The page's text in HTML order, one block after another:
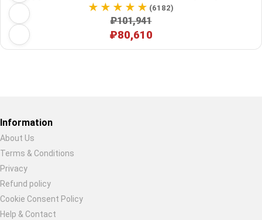
(6182)
₽101,941
₽80,610
Information
About Us
Terms & Conditions
Privacy
Refund policy
Cookie Consent Policy
Help & Contact